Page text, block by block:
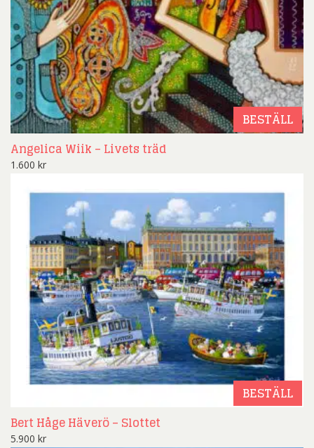
BESTÄLL
Angelica Wiik – Livets träd
1.600 kr
BESTÄLL
Bert Håge Häverö – Slottet
5.900 kr